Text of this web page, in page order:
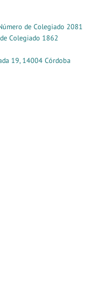
de Colegiado 2081
Colegiado 1862
19, 14004 Córdoba